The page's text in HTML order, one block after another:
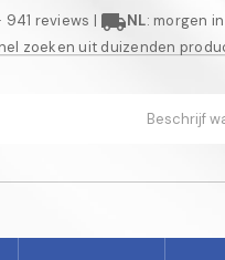
941 reviews | local_shippingNL: morgen
zoeken uit duizenden